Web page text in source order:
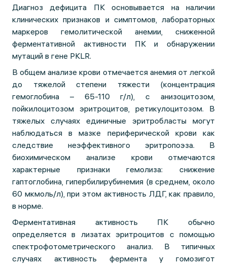
Диагноз дефицита ПК основывается на наличии
клинических признаков и симптомов, лабораторных
маркеров гемолитической анемии, сниженной
ферментативной активности ПК и обнаружении
мутаций в гене PKLR.
В общем анализе крови отмечается анемия от легкой
до тяжелой степени тяжести (концентрация
гемоглобина – 65-110 г/л), с анизоцитозом,
пойкилоцитозом эритроцитов, ретикулоцитозом. В
тяжелых случаях единичные эритробласты могут
наблюдаться в мазке периферической крови как
следствие неэффективного эритропоэза. В
биохимическом анализе крови отмечаются
характерные признаки гемолиза: снижение
гаптоглобина, гипербилирубинемия (в среднем, около
60 мкмоль/л), при этом активность ЛДГ, как правило,
в норме.
Ферментативная активность ПК обычно
определяется в лизатах эритроцитов с помощью
спектрофотометрического анализ. В типичных
случаях активность фермента у гомозигот